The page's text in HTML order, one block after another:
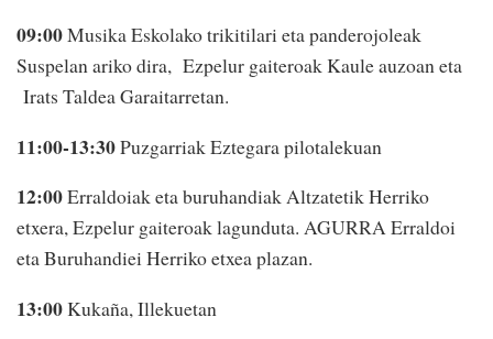
09:00Musika Eskolako trikitilari eta panderojoleak
Suspelan ariko dira, Ezpelur gaiteroak Kaule auzoan eta
Irats Taldea Garaitarretan.
11:00-13:30Puzgarriak Eztegara pilotalekuan
12:00Erraldoiak eta buruhandiak Altzatetik Herriko
etxera, Ezpelur gaiteroak lagunduta. AGURRA Erraldoi
eta Buruhandiei Herriko etxea plazan.
13:00Kukaña, Illekuetan